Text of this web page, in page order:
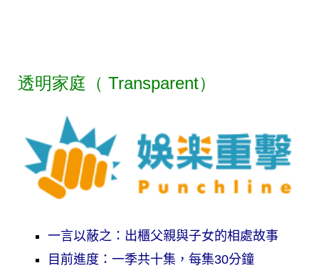
透明家庭（ Transparent）
一言以蔽之：出櫃父親與子女的相處故事
目前進度：一季共十集，每集30分鐘